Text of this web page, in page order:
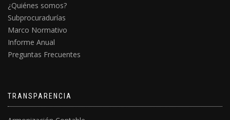
¿Quiénes somos?
Subprocuradurías
Marco Normativo
Informe Anual
Preguntas Frecuentes
TRANSPARENCIA